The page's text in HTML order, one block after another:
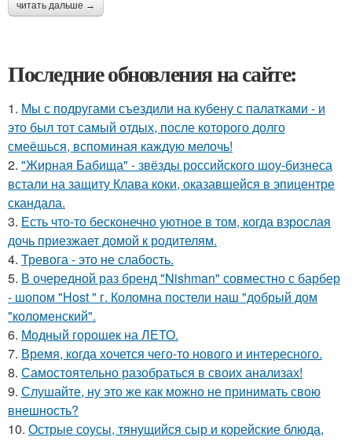
читать дальше →
Последние обновления на сайте:
1. Мы с подругами съездили на кубену с палатками - и
это был тот самый отдых, после которого долго
смеёшься, вспоминая каждую мелочь!
2. "Жирная Бабища" - звёзды российского шоу-бизнеса
встали на защиту Клава коки, оказавшейся в эпицентре
скандала.
3. Есть что-то бесконечно уютное в том, когда взрослая
дочь приезжает домой к родителям.
4. Тревога - это не слабость.
5. В очередной раз бренд "Nishman" совместно с барбер
- шопом "Host " г. Коломна постели наш "добрый дом
"коломенский".
6. Модный горошек на ЛЕТО.
7. Время, когда хочется чего-то нового и интересного.
8. Самостоятельно разобраться в своих анализах!
9. Слушайте, ну это же как можно не принимать свою
внешность?
10. Острые соусы, тянущийся сыр и корейские блюда,